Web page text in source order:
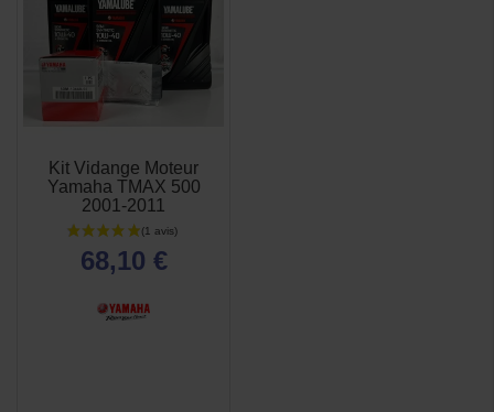
Kit Vidange Moteur
Yamaha TMAX 500
2001-2011
68,10 €